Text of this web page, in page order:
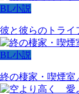
BL小説
彼と彼らのトライ
BL小説
終の棲家・喫煙室